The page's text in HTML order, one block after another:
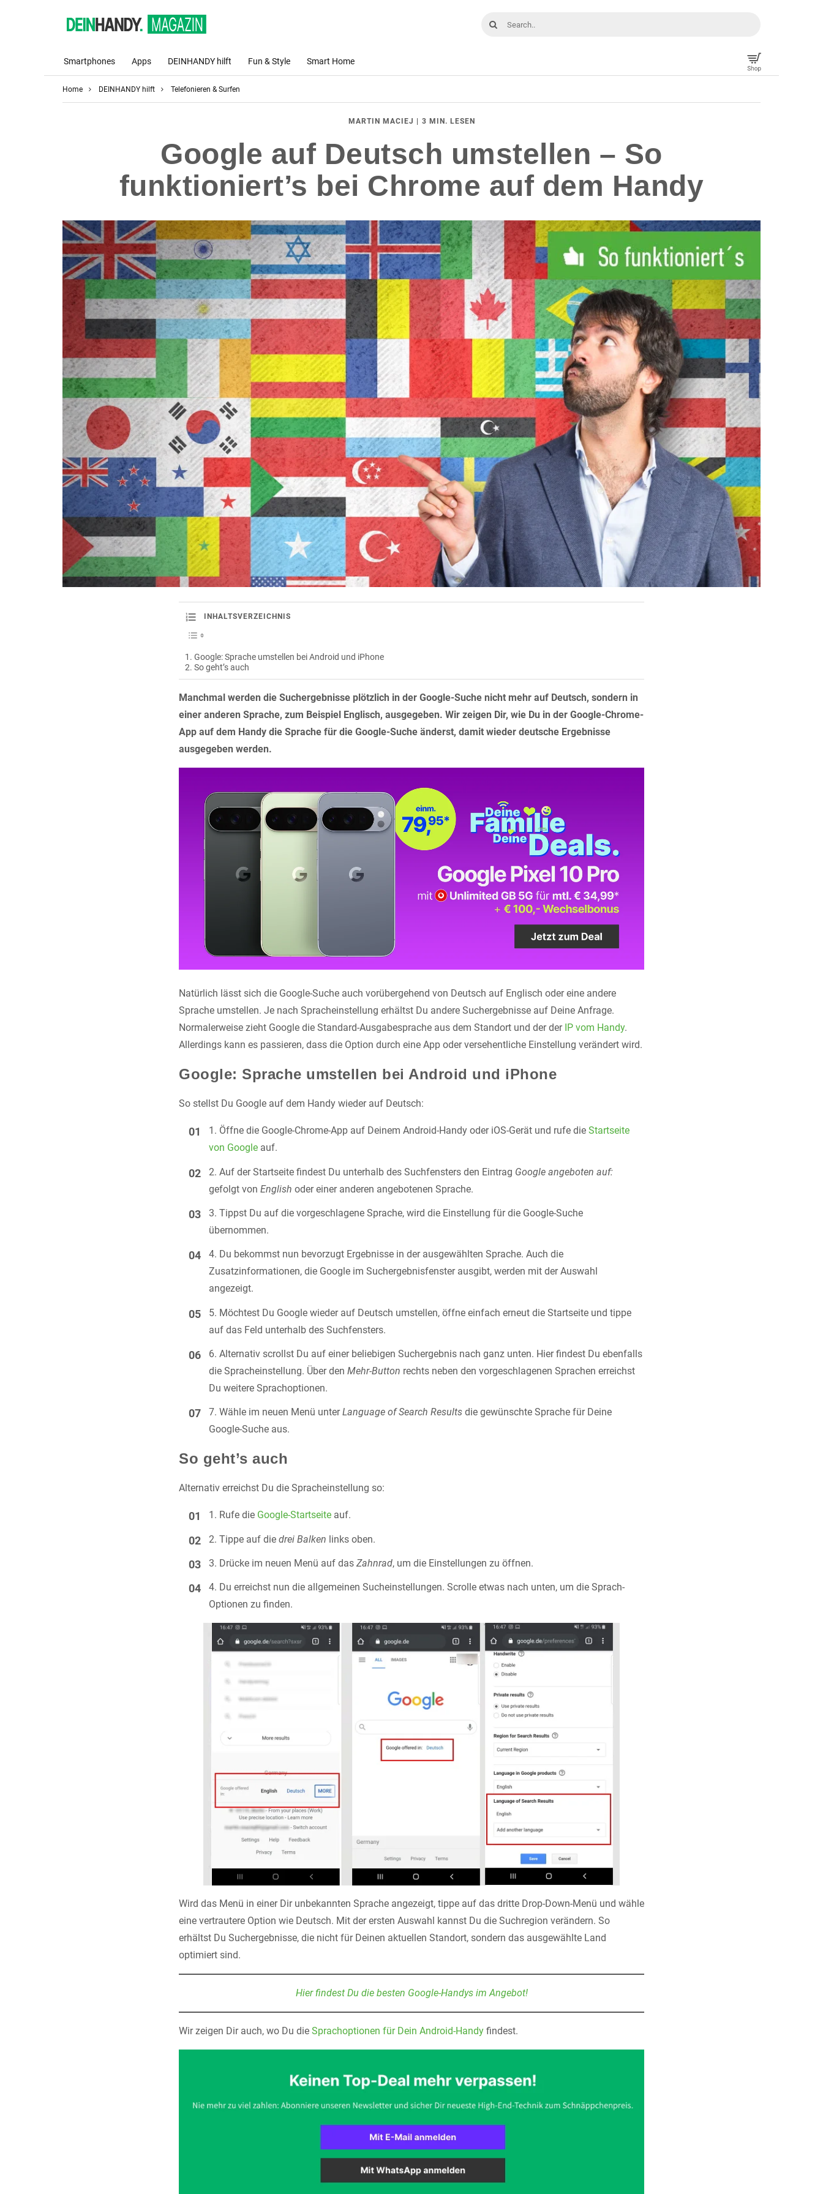
Smartphones Apps DEINHANDY hilft Fun & Style Smart Home
Home DEINHANDY hilft Telefonieren & Surfen
MARTIN MACIEJ 3 MIN. LESEN
Google auf Deutsch umstellen – So
funktioniert’s bei Chrome auf dem Handy
INHALTSVERZEICHNIS
Google: Sprache umstellen bei Android und iPhone
So geht’s auch
Manchmal werden die Suchergebnisse plötzlich in der Google-Suche nicht mehr auf Deutsch, sondern in
einer anderen Sprache, zum Beispiel Englisch, ausgegeben. Wir zeigen Dir, wie Du in der Google-Chrome-
App auf dem Handy die Sprache für die Google-Suche änderst, damit wieder deutsche Ergebnisse
ausgegeben werden.
Natürlich lässt sich die Google-Suche auch vorübergehend von Deutsch auf Englisch oder eine andere
Sprache umstellen. Je nach Spracheinstellung erhältst Du andere Suchergebnisse auf Deine Anfrage.
Normalerweise zieht Google die Standard-Ausgabesprache aus dem Standort und der der IP vom Handy.
Allerdings kann es passieren, dass die Option durch eine App oder versehentliche Einstellung verändert wird.
Google: Sprache umstellen bei Android und iPhone
So stellst Du Google auf dem Handy wieder auf Deutsch:
Öffne die Google-Chrome-App auf Deinem Android-Handy oder iOS-Gerät und rufe dieStartseite
von Google auf.
Auf der Startseite findest Du unterhalb des Suchfensters den Eintrag Google angeboten auf:
gefolgt vonEnglish oder einer anderen angebotenen Sprache.
Tippst Du auf die vorgeschlagene Sprache, wird die Einstellung für die Google-Suche
übernommen.
Du bekommst nun bevorzugt Ergebnisse in der ausgewählten Sprache. Auch die
Zusatzinformationen, die Google im Suchergebnisfenster ausgibt, werden mit der Auswahl
angezeigt.
Möchtest Du Google wieder auf Deutsch umstellen, öffne einfach erneut die Startseite und tippe
auf das Feld unterhalb des Suchfensters.
Alternativ scrollst Du auf einer beliebigen Suchergebnis nach ganz unten. Hier findest Du ebenfalls
die Spracheinstellung. Über denMehr-Button rechts neben den vorgeschlagenen Sprachen erreichst
Du weitere Sprachoptionen.
Wähle im neuen Menü unterLanguage of Search Results die gewünschte Sprache für Deine
Google-Suche aus.
So geht’s auch
Alternativ erreichst Du die Spracheinstellung so:
Rufe die Google-Startseite auf.
Tippe auf diedrei Balken links oben.
Drücke im neuen Menü auf dasZahnrad, um die Einstellungen zu öffnen.
Du erreichst nun die allgemeinen Sucheinstellungen. Scrolle etwas nach unten, um die Sprach-
Optionen zu finden.
Wird das Menü in einer Dir unbekannten Sprache angezeigt, tippe auf das dritte Drop-Down-Menü und wähle
eine vertrautere Option wie Deutsch. Mit der ersten Auswahl kannst Du die Suchregion verändern. So
erhältst Du Suchergebnisse, die nicht für Deinen aktuellen Standort, sondern das ausgewählte Land
optimiert sind.
Hier findest Du die besten Google-Handys im Angebot!
Wir zeigen Dir auch, wo Du die Sprachoptionen für Dein Android-Handy findest.